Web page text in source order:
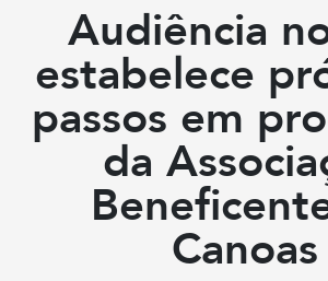
Audiência
estabelece
passos em
da
Canoas